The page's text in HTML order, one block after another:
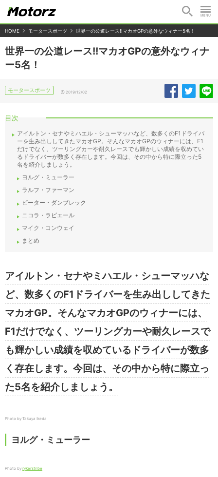
HOME モータースポーツ 世界一の公道レース!!マカオGPの意外なウィナー5名！
世界一の公道レース!!マカオGPの意外なウィナ
ー5名！
モータースポーツ 2019/12/02
目次
アイルトン・セナやミハエル・シューマッハなど、数多くのF1ドライバ
ーを生み出ししてきたマカオGP。そんなマカオGPのウィナーには、F1
だけでなく、ツーリングカーや耐久レースでも輝かしい成績を収めてい
るドライバーが数多く存在します。今回は、その中から特に際立った5
名を紹介しましょう。
ヨルグ・ミューラー
ラルフ・ファーマン
ピーター・ダンブレック
ニコラ・ラピエール
マイク・コンウェイ
まとめ
アイルトン・セナやミハエル・シューマッハな
ど、数多くのF1ドライバーを生み出ししてきた
マカオGP。そんなマカオGPのウィナーには、
F1だけでなく、ツーリングカーや耐久レースで
も輝かしい成績を収めているドライバーが数多
く存在します。今回は、その中から特に際立っ
た5名を紹介しましょう。
Photo by Takuya Ikeda
ヨルグ・ミューラー
Photo by rykerstribe